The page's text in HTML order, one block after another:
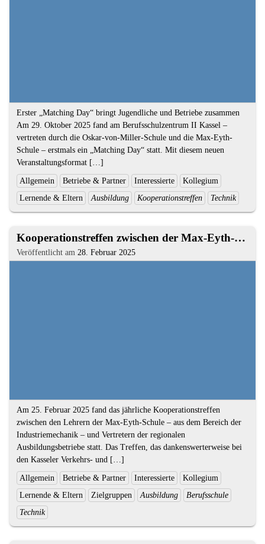
Textauszug
Erster „Matching Day“ bringt Jugendliche und Betriebe zusammen
Am 29. Oktober 2025 fand am Berufsschulzentrum II Kassel –
vertreten durch die Oskar-von-Miller-Schule und die Max-Eyth-
Schule – erstmals ein „Matching Day“ statt. Mit diesem neuen
Veranstaltungsformat […]
Ende
des
Textauszugs
Kategorien
und
Schlagworte:
Allgemein Betriebe & Partner Interessierte
Kollegium
Lernende & Eltern
Ausbildung Kooperationstreffen Technik
2.
Artikel
Kooperationstreffen zwischen der Max-Eyth-Schule Kassel und hiesigen Ausbildungsbetrieben
Veröffentlicht am 28. Februar 2025
Textauszug
Am 25. Februar 2025 fand das jährliche Kooperationstreffen
zwischen den Lehrern der Max-Eyth-Schule – aus dem Bereich der
Industriemechanik – und Vertretern der regionalen
Ausbildungsbetriebe statt. Das Treffen, das dankenswerterweise bei
den Kasseler Verkehrs- und […]
Ende
des
Textauszugs
Kategorien
und
Schlagworte:
Allgemein Betriebe & Partner Interessierte
Kollegium
Lernende & Eltern
Zielgruppen Ausbildung
Berufsschule
Technik